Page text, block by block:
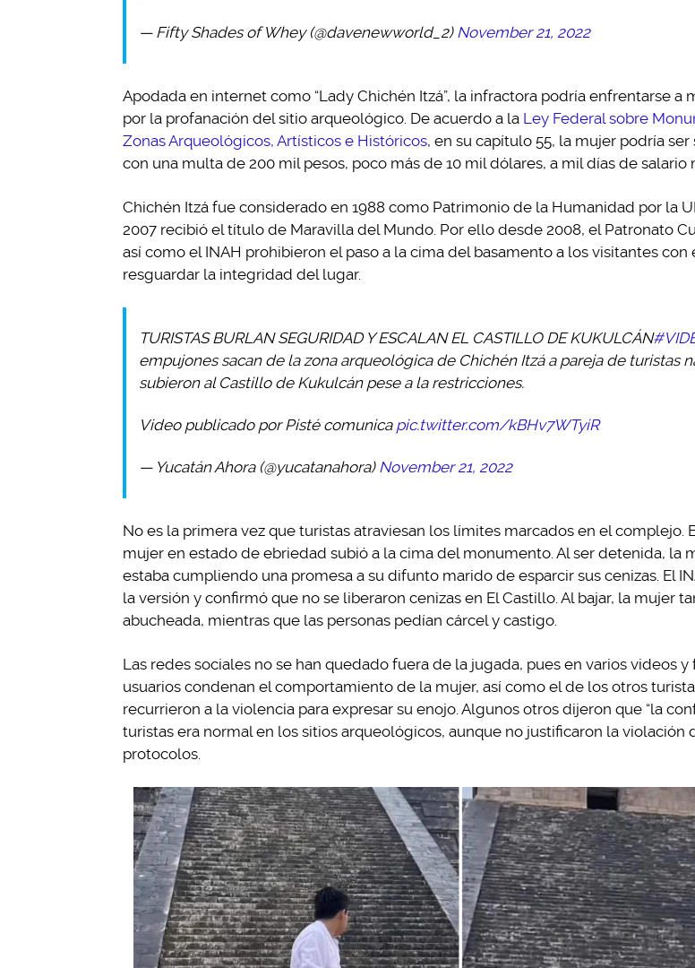
— Fifty Shades of Whey (@davenewworld_2) November 21, 2022
Apodada en internet como “Lady Chichén Itzá”, la infractora podría enfrentarse a
por la profanación del sitio arqueológico. De acuerdo a la Ley Federal sobre
Zonas Arqueológicos, Artísticos e Históricos, en su capítulo 55, la mujer podría ser
con una multa de 200 mil pesos, poco más de 10 mil dólares, a mil días de salario
Chichén Itzá fue considerado en 1988 como Patrimonio de la Humanidad por la
2007 recibió el título de Maravilla del Mundo. Por ello desde 2008, el Patronato
así como el INAH prohibieron el paso a la cima del basamento a los visitantes con
resguardar la integridad del lugar.
TURISTAS BURLAN SEGURIDAD Y ESCALAN EL CASTILLO DE KUKULCÁN
empujones sacan de la zona arqueológica de Chichén Itzá a pareja de turistas
subieron al Castillo de Kukulcán pese a la restricciones.
Video publicado por Pisté comunica pic.twitter.com/kBHv7WTyiR
— Yucatán Ahora (@yucatanahora) November 21, 2022
No es la primera vez que turistas atraviesan los límites marcados en el complejo.
mujer en estado de ebriedad subió a la cima del monumento. Al ser detenida, la
estaba cumpliendo una promesa a su difunto marido de esparcir sus cenizas. El
la versión y confirmó que no se liberaron cenizas en El Castillo. Al bajar, la mujer
abucheada, mientras que las personas pedían cárcel y castigo.
Las redes sociales no se han quedado fuera de la jugada, pues en varios videos
usuarios condenan el comportamiento de la mujer, así como el de los otros
recurrieron a la violencia para expresar su enojo. Algunos otros dijeron que “la
turistas era normal en los sitios arqueológicos, aunque no justificaron la violación
protocolos.